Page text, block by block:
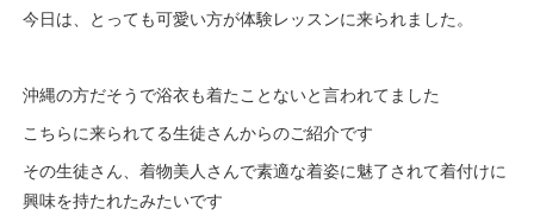
今日は、とっても可愛い方が体験レッスンに来られました。
沖縄の方だそうで浴衣も着たことないと言われてました
こちらに来られてる生徒さんからのご紹介です
その生徒さん、着物美人さんで素適な着姿に魅了されて着付けに
興味を持たれたみたいです